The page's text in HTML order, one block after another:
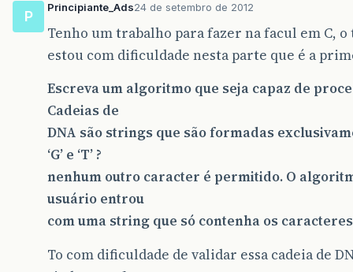
P
Principiante_Ads24 de setembro de 2012
Tenho um trabalho para fazer na facul em C,
estou com dificuldade nesta parte que é a
Escreva um algoritmo que seja capaz de
Cadeias de
DNA são strings que são formadas
‘G’ e ‘T’ ?
nenhum outro caracter é permitido. O
usuário entrou
com uma string que só contenha os
To com dificuldade de validar essa cadeia de